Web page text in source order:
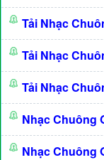
Tải Nhạc
Tải Nhạc
Tải Nhạc
Nhạc Chuông
Nhạc Chuông